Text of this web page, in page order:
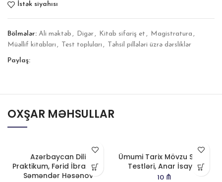
İstək siyahısı
Bölmələr: Ali məktəb , Digər , Kitab sifariş et , Magistratura ,
Müəllif kitabları , Test topluları , Təhsil pillələri üzrə dərsliklər
Paylaş:
OXŞAR MƏHSULLAR
Azərbaycan Dili
Praktikum, Fərid İbrahimli,
Səməndər Həsənov
Ümumi Tarix Mövzu Sınaq
Testləri, Anar İsayev
10 ₼